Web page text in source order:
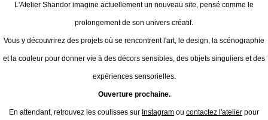
L'Atelier Shandor imagine actuellement un nouveau site, pensé comme le
prolongement de son univers créatif.
Vous y découvrirez des projets où se rencontrent l'art, le design, la scénographie
et la couleur pour donner vie à des décors sensibles, des objets singuliers et des
expériences sensorielles.
Ouverture prochaine.
En attendant, retrouvez les coulisses sur Instagram ou contactez l'atelier pour